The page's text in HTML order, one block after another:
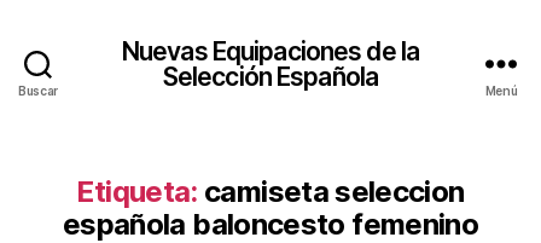
Buscar
Nuevas Equipaciones de la
Selección Española
Menú
Etiqueta: camiseta seleccion
española baloncesto femenino